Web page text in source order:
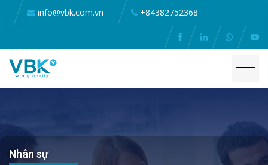
info@vbk.com.vn +84382752368
Nhân sự